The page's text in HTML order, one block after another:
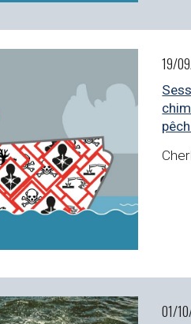
19/
01/